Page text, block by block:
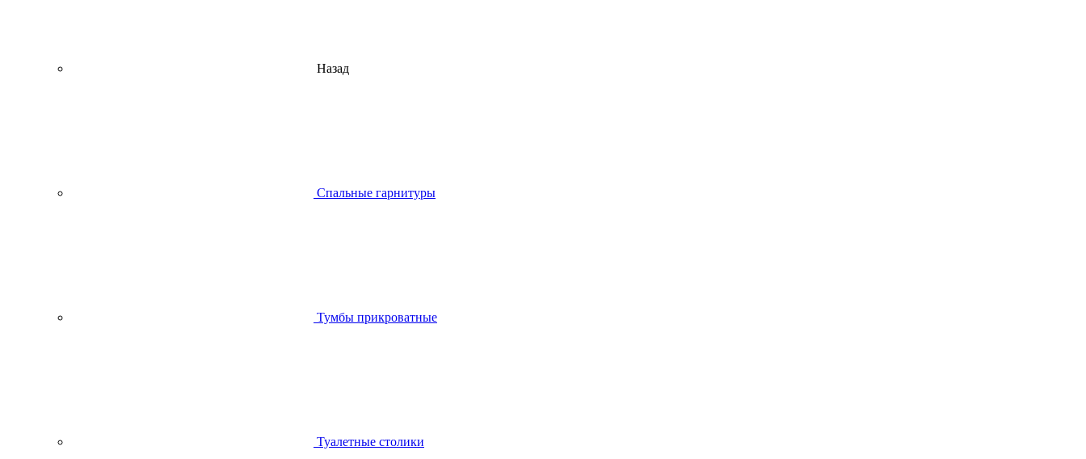
Назад
Спальные гарнитуры
Тумбы прикроватные
Туалетные столики